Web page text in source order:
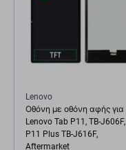
Lenovo
Οθόνη με οθόνη αφής για
Lenovo Tab P11, TB-J606F,
P11 Plus TB-J616F,
Aftermarket